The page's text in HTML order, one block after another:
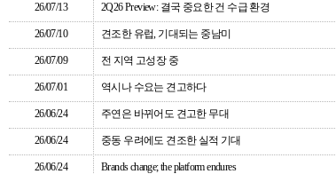
26/07/13 2Q26 Preview: 결국 중요한 건 수급 환경
26/07/10 견조한 유럽, 기대되는 중남미
26/07/09 전 지역 고성장 중
26/07/01 역시나 수요는 견고하다
26/06/24 주연은 바뀌어도 견고한 무대
26/06/24 중동 우려에도 견조한 실적 기대
26/06/24 Brands change; the platform endures